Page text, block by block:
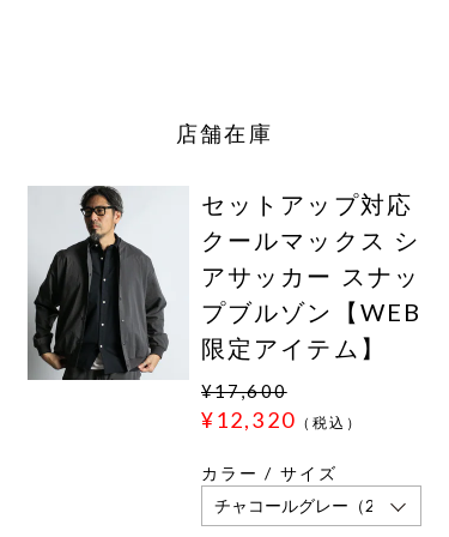
店舗在庫
セットアップ対応
クールマックス シ
アサッカー スナッ
プブルゾン【WEB
限定アイテム】
¥17,600
¥12,320 （税込）
カラー / サイズ